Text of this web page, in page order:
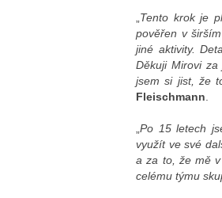
Tento krok je
pověřen v
jiné aktivity.
Děkuji Mirovi
jsem si jist, že
Fleischmann
Po 15 letech
využít ve své
a za to, že mě v
celému týmu